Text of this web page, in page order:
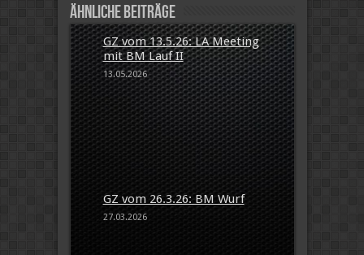
Ähnliche Beiträge
GZ vom 13.5.26: LA Meeting
mit BM Lauf II
13.05.2026
GZ vom 26.3.26: BM Wurf
27.03.2026